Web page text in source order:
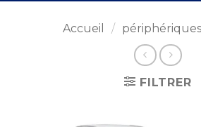
Accueil / périphériques
FILTRER